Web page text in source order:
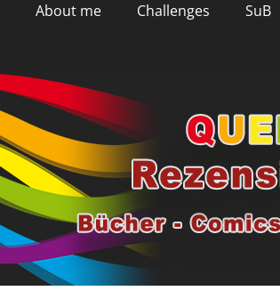
About me Challenges SuB